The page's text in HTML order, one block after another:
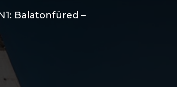
Balatonfüred –